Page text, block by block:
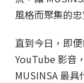
風格而聚集的忠
直到今日，即
YouTube 影音
MUSINSA 最具